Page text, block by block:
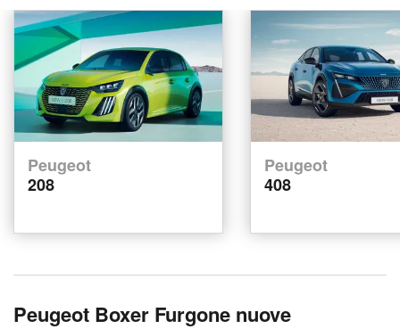
Peugeot
208
Peugeot
408
Peugeot Boxer Furgone nuove